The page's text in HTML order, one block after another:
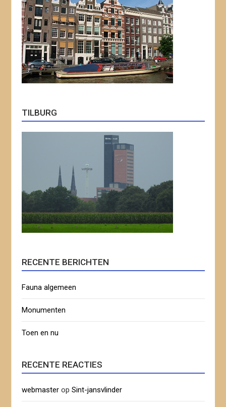
TILBURG
RECENTE BERICHTEN
Fauna algemeen
Monumenten
Toen en nu
RECENTE REACTIES
webmaster opSint-jansvlinder